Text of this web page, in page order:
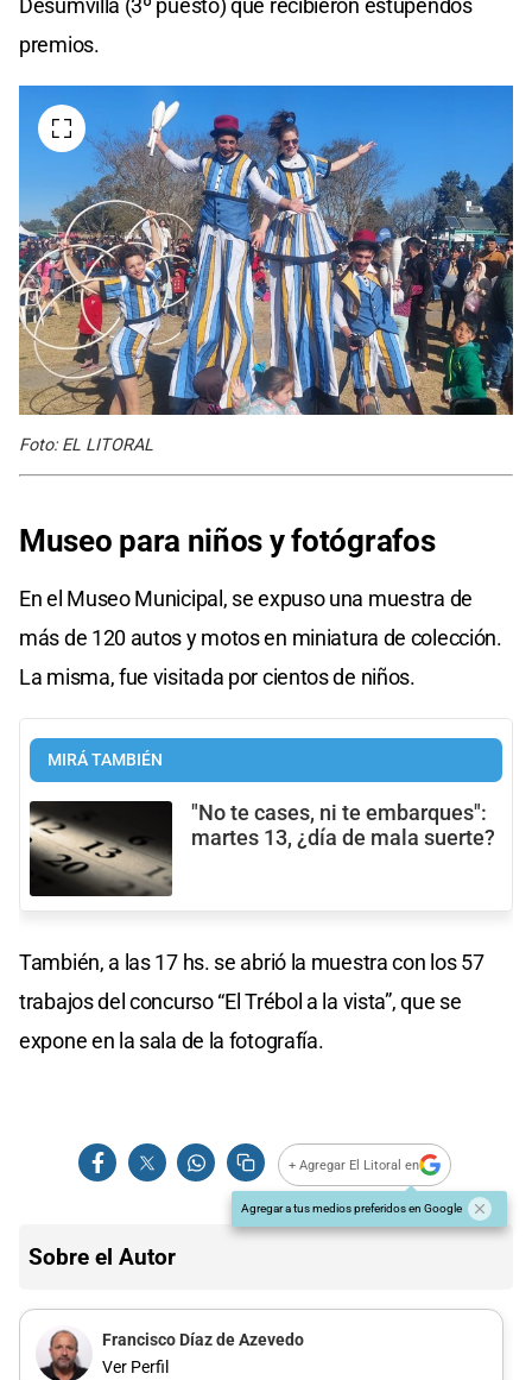
Desumvilla (3º puesto) que recibieron estupendos
premios.
Foto: EL LITORAL
Museo para niños y fotógrafos
En el Museo Municipal, se expuso una muestra de
más de 120 autos y motos en miniatura de colección.
La misma, fue visitada por cientos de niños.
MIRÁ TAMBIÉN
"No te cases, ni te embarques":
martes 13, ¿día de mala suerte?
También, a las 17 hs. se abrió la muestra con los 57
trabajos del concurso “El Trébol a la vista”, que se
expone en la sala de la fotografía.
+ Agregar El Litoral en
Agregar a tus medios preferidos en Google
Sobre el Autor
Francisco Díaz de Azevedo
Ver Perfil